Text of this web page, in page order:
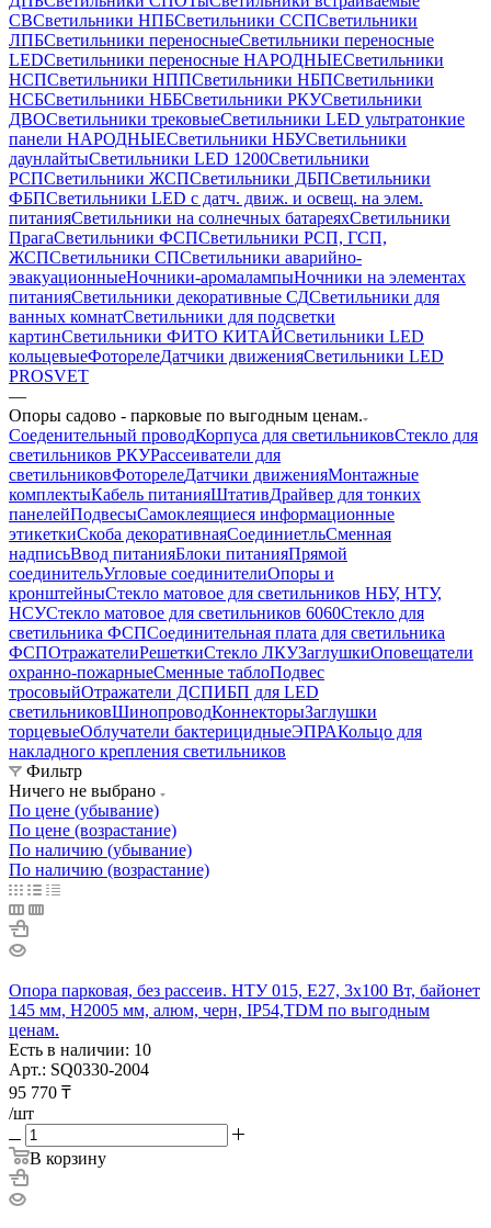
СВСветильники НПБСветильники ССПСветильники
ЛПБСветильники переносныеСветильники переносные
LEDСветильники переносные НАРОДНЫЕСветильники
НСПСветильники НППСветильники НБПСветильники
НСБСветильники НББСветильники РКУСветильники
ДВОСветильники трековыеСветильники LED ультратонкие
панели НАРОДНЫЕСветильники НБУСветильники
даунлайтыСветильники LED 1200Светильники
РСПСветильники ЖСПСветильники ДБПСветильники
ФБПСветильники LED с датч. движ. и освещ. на элем.
питанияСветильники на солнечных батареяхСветильники
ПрагаСветильники ФСПСветильники РСП, ГСП,
ЖСПСветильники СПСветильники аварийно-
эвакуационныеНочники-аромалампыНочники на элементах
питанияСветильники декоративные СДСветильники для
ванных комнатСветильники для подсветки
картинСветильники ФИТО КИТАЙСветильники LED
кольцевыеФоторелеДатчики движенияСветильники LED
PROSVET
—
Опоры садово - парковые по выгодным ценам.
Соеденительный проводКорпуса для светильниковСтекло для
светильников РКУРассеиватели для
светильниковФоторелеДатчики движенияМонтажные
комплектыКабель питанияШтативДрайвер для тонких
панелейПодвесыСамоклеящиеся информационные
этикеткиСкоба декоративнаяСоединиетльСменная
надписьВвод питанияБлоки питанияПрямой
соединительУгловые соединителиОпоры и
кронштейныСтекло матовое для светильников НБУ, НТУ,
НСУСтекло матовое для светильников 6060Стекло для
светильника ФСПСоединительная плата для светильника
ФСПОтражателиРешеткиСтекло ЛКУЗаглушкиОповещатели
охранно-пожарныеСменные таблоПодвес
тросовыйОтражатели ДСПИБП для LED
светильниковШинопроводКоннекторыЗаглушки
торцевыеОблучатели бактерицидныеЭПРАКольцо для
накладного крепления светильников
Фильтр
Ничего не выбрано
По цене (убывание)
По цене (возрастание)
По наличию (убывание)
По наличию (возрастание)
Опора парковая, без рассеив. НТУ 015, E27, 3х100 Вт, байонет
145 мм, H2005 мм, алюм, черн, IP54,TDM по выгодным
ценам.
Есть в наличии: 10
Арт.: SQ0330-2004
95 770 ₸
/шт
В корзину